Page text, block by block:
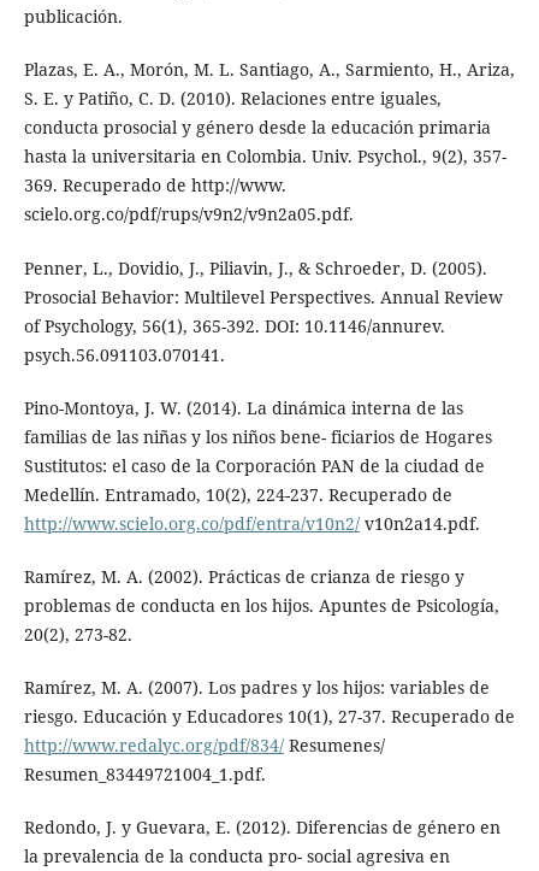
publicación.
Plazas, E. A., Morón, M. L. Santiago, A., Sarmiento, H., Ariza,
S. E. y Patiño, C. D. (2010). Relaciones entre iguales,
conducta prosocial y género desde la educación primaria
hasta la universitaria en Colombia. Univ. Psychol., 9(2), 357-
369. Recuperado de http://www.
scielo.org.co/pdf/rups/v9n2/v9n2a05.pdf.
Penner, L., Dovidio, J., Piliavin, J., & Schroeder, D. (2005).
Prosocial Behavior: Multilevel Perspectives. Annual Review
of Psychology, 56(1), 365-392. DOI: 10.1146/annurev.
psych.56.091103.070141.
Pino-Montoya, J. W. (2014). La dinámica interna de las
familias de las niñas y los niños bene- ficiarios de Hogares
Sustitutos: el caso de la Corporación PAN de la ciudad de
Medellín. Entramado, 10(2), 224-237. Recuperado de
http://www.scielo.org.co/pdf/entra/v10n2/v10n2a14.pdf.
Ramírez, M. A. (2002). Prácticas de crianza de riesgo y
problemas de conducta en los hijos. Apuntes de Psicología,
20(2), 273-82.
Ramírez, M. A. (2007). Los padres y los hijos: variables de
riesgo. Educación y Educadores 10(1), 27-37. Recuperado de
http://www.redalyc.org/pdf/834/Resumenes/
Resumen_83449721004_1.pdf.
Redondo, J. y Guevara, E. (2012). Diferencias de género en
la prevalencia de la conducta pro- social agresiva en